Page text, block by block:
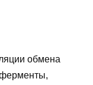
обмена
ферменты,